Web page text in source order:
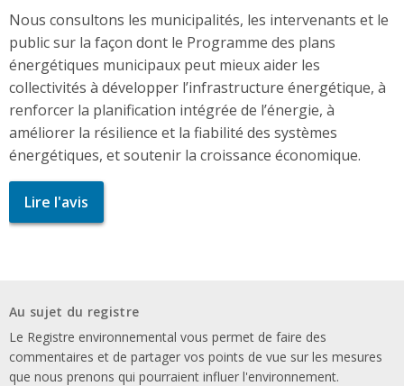
Nous consultons les municipalités, les intervenants et le
public sur la façon dont le Programme des plans
énergétiques municipaux peut mieux aider les
collectivités à développer l’infrastructure énergétique, à
renforcer la planification intégrée de l’énergie, à
améliorer la résilience et la fiabilité des systèmes
énergétiques, et soutenir la croissance économique.
Lire l'avis
Au sujet du registre
Le Registre environnemental vous permet de faire des
commentaires et de partager vos points de vue sur les mesures
que nous prenons qui pourraient influer l'environnement.